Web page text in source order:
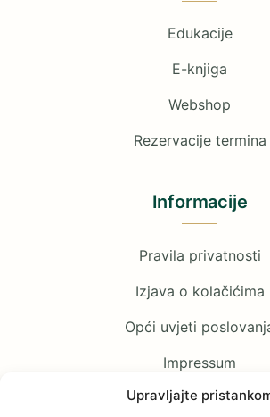
Upravljajte
Edukacije
E-knjiga
Webshop
Rezervacije termina
Informacije
Pravila privatnosti
Izjava o kolačićima
Opći uvjeti
Impressum